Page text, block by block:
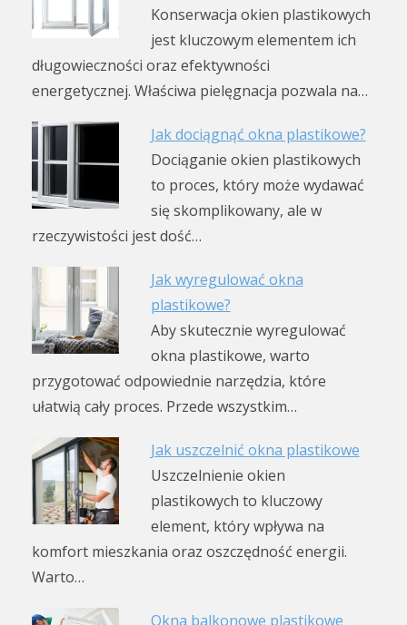
Konserwacja okien plastikowych
jest kluczowym elementem ich
długowieczności oraz efektywności
energetycznej. Właściwa pielęgnacja pozwala na…
Jak dociągnąć okna plastikowe?
Dociąganie okien plastikowych
to proces, który może wydawać
się skomplikowany, ale w
rzeczywistości jest dość…
Jak wyregulować okna
plastikowe?
Aby skutecznie wyregulować
okna plastikowe, warto
przygotować odpowiednie narzędzia, które
ułatwią cały proces. Przede wszystkim…
Jak uszczelnić okna plastikowe
Uszczelnienie okien
plastikowych to kluczowy
element, który wpływa na
komfort mieszkania oraz oszczędność energii.
Warto…
Okna balkonowe plastikowe